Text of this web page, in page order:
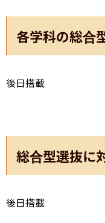
各学科の総合
後日搭載
総合型選抜に
後日搭載